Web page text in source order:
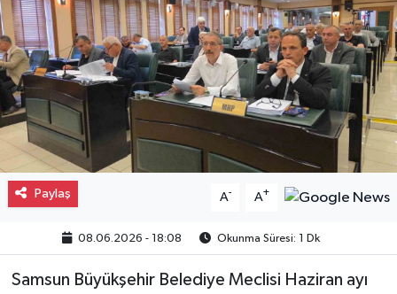
Paylaş A- A+
08.06.2026 - 18:08 Okunma Süresi: 1 Dk
Samsun Büyükşehir Belediye Meclisi Haziran ayı
Gayrimenkul
Spor
Eğitim